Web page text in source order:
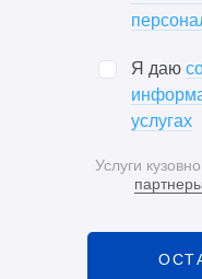
Я даю
услугах
Услуги
партнеры